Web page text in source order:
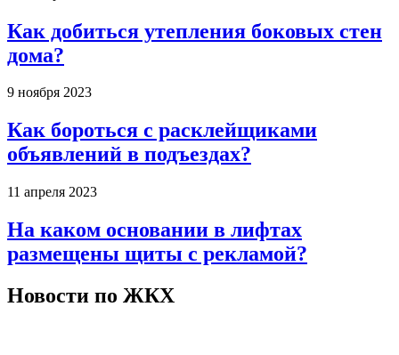
Как добиться утепления боковых стен
дома?
9 ноября 2023
Как бороться с расклейщиками
объявлений в подъездах?
11 апреля 2023
На каком основании в лифтах
размещены щиты с рекламой?
Новости по ЖКХ